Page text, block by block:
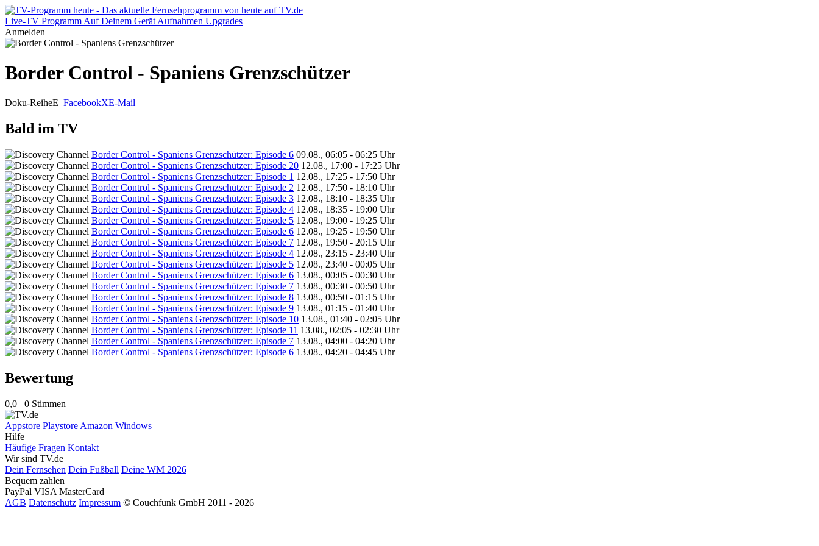
Live-TV Programm Auf Deinem Gerät Aufnahmen Upgrades
Anmelden
Border Control - Spaniens Grenzschützer
Doku-ReiheE FacebookXE-Mail
Bald im TV
Border Control - Spaniens Grenzschützer: Episode 6 09.08., 06:05 - 06:25 Uhr
Border Control - Spaniens Grenzschützer: Episode 20 12.08., 17:00 - 17:25 Uhr
Border Control - Spaniens Grenzschützer: Episode 1 12.08., 17:25 - 17:50 Uhr
Border Control - Spaniens Grenzschützer: Episode 2 12.08., 17:50 - 18:10 Uhr
Border Control - Spaniens Grenzschützer: Episode 3 12.08., 18:10 - 18:35 Uhr
Border Control - Spaniens Grenzschützer: Episode 4 12.08., 18:35 - 19:00 Uhr
Border Control - Spaniens Grenzschützer: Episode 5 12.08., 19:00 - 19:25 Uhr
Border Control - Spaniens Grenzschützer: Episode 6 12.08., 19:25 - 19:50 Uhr
Border Control - Spaniens Grenzschützer: Episode 7 12.08., 19:50 - 20:15 Uhr
Border Control - Spaniens Grenzschützer: Episode 4 12.08., 23:15 - 23:40 Uhr
Border Control - Spaniens Grenzschützer: Episode 5 12.08., 23:40 - 00:05 Uhr
Border Control - Spaniens Grenzschützer: Episode 6 13.08., 00:05 - 00:30 Uhr
Border Control - Spaniens Grenzschützer: Episode 7 13.08., 00:30 - 00:50 Uhr
Border Control - Spaniens Grenzschützer: Episode 8 13.08., 00:50 - 01:15 Uhr
Border Control - Spaniens Grenzschützer: Episode 9 13.08., 01:15 - 01:40 Uhr
Border Control - Spaniens Grenzschützer: Episode 10 13.08., 01:40 - 02:05 Uhr
Border Control - Spaniens Grenzschützer: Episode 11 13.08., 02:05 - 02:30 Uhr
Border Control - Spaniens Grenzschützer: Episode 7 13.08., 04:00 - 04:20 Uhr
Border Control - Spaniens Grenzschützer: Episode 6 13.08., 04:20 - 04:45 Uhr
Bewertung
0,0 0 Stimmen
Appstore Playstore Amazon Windows
Hilfe
Häufige Fragen Kontakt
Wir sind TV.de
Dein Fernsehen Dein Fußball Deine WM 2026
Bequem zahlen
PayPal VISA MasterCard
AGB Datenschutz Impressum © Couchfunk GmbH 2011 - 2026